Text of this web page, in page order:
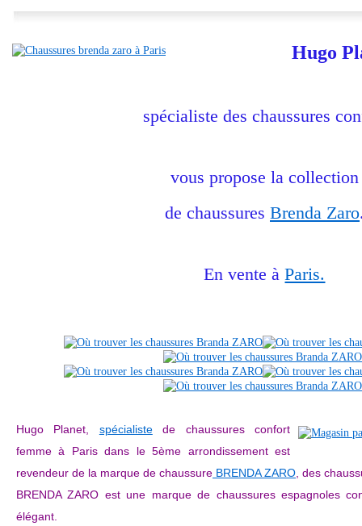
Hugo
spécialiste des chaussures
vous propose la collection
de chaussures Brenda Zaro
En vente àParis.
Hugo Planet, spécialistede chaussures confort
femme à Paris dans le 5ème arrondissement est
revendeur de la marque de chaussure BRENDA ZARO , des
BRENDA ZARO est une marque de chaussures espagnoles
élégant.